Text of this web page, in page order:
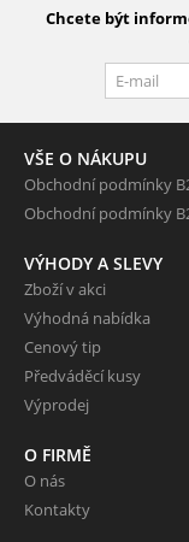
Chcete být
VŠE O NÁKUPU
Obchodní podmínky
Obchodní podmínky
VÝHODY A SLEVY
Zboží v akci
Výhodná nabídka
Cenový tip
Předváděcí kusy
Výprodej
O FIRMĚ
O nás
Kontakty